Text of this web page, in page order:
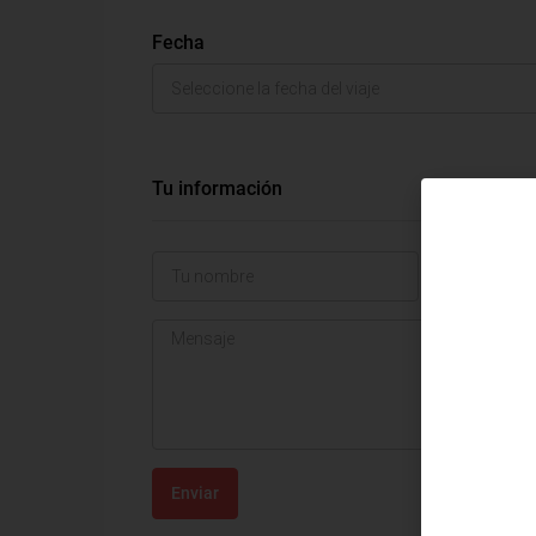
Fecha
Tu información
Enviar